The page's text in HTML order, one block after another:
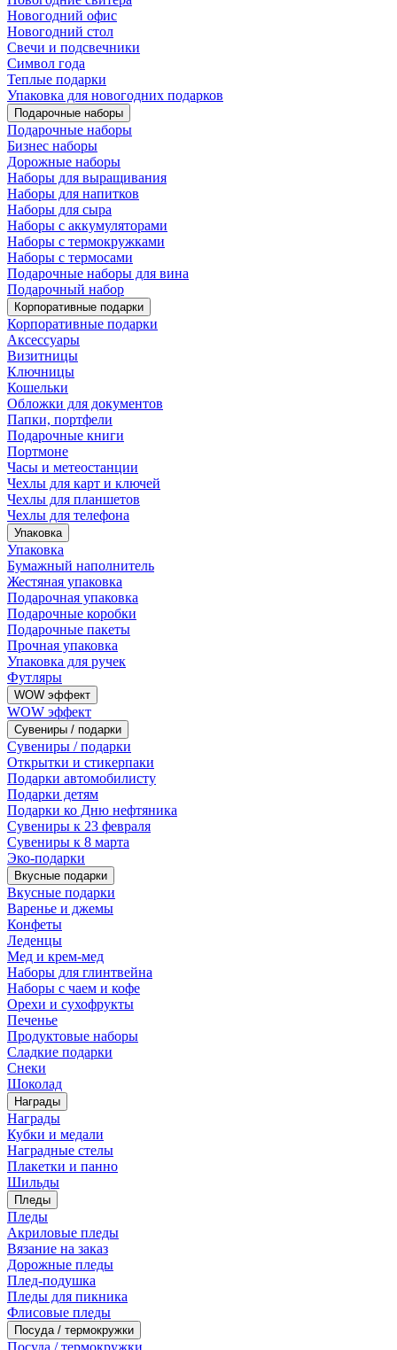
Новогодний офис
Новогодний стол
Свечи и подсвечники
Символ года
Теплые подарки
Упаковка для новогодних подарков
Подарочные наборы
Подарочные наборы
Бизнес наборы
Дорожные наборы
Наборы для выращивания
Наборы для напитков
Наборы для сыра
Наборы с аккумуляторами
Наборы с термокружками
Наборы с термосами
Подарочные наборы для вина
Подарочный набор
Корпоративные подарки
Корпоративные подарки
Аксессуары
Визитницы
Ключницы
Кошельки
Обложки для документов
Папки, портфели
Подарочные книги
Портмоне
Часы и метеостанции
Чехлы для карт и ключей
Чехлы для планшетов
Чехлы для телефона
Упаковка
Упаковка
Бумажный наполнитель
Жестяная упаковка
Подарочная упаковка
Подарочные коробки
Подарочные пакеты
Прочная упаковка
Упаковка для ручек
Футляры
WOW эффект
WOW эффект
Сувениры / подарки
Сувениры / подарки
Открытки и стикерпаки
Подарки автомобилисту
Подарки детям
Подарки ко Дню нефтяника
Сувениры к 23 февраля
Сувениры к 8 марта
Эко-подарки
Вкусные подарки
Вкусные подарки
Варенье и джемы
Конфеты
Леденцы
Мед и крем-мед
Наборы для глинтвейна
Наборы с чаем и кофе
Орехи и сухофрукты
Печенье
Продуктовые наборы
Сладкие подарки
Снеки
Шоколад
Награды
Награды
Кубки и медали
Наградные стелы
Плакетки и панно
Шильды
Пледы
Пледы
Акриловые пледы
Вязание на заказ
Дорожные пледы
Плед-подушка
Пледы для пикника
Флисовые пледы
Посуда / термокружки
Посуда / термокружки